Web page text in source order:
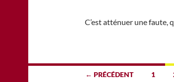
C’est atténuer une faute,
Navigation← PRÉCÉDENT 1